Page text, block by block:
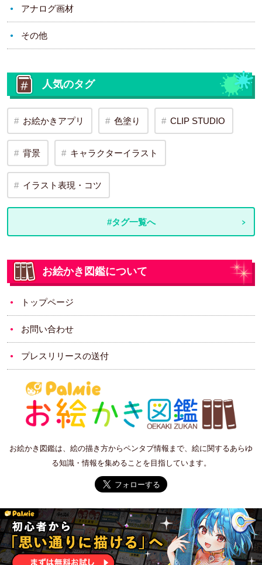
アナログ画材
その他
人気のタグ
お絵かきアプリ 色塗り CLIP STUDIO
背景 キャラクターイラスト
イラスト表現・コツ
#タグ一覧へ
お絵かき図鑑について
トップページ
お問い合わせ
プレスリリースの送付
お絵かき図鑑は、絵の描き方からペンタブ情報まで、絵に関するあらゆ
る知識・情報を集めることを目指しています。